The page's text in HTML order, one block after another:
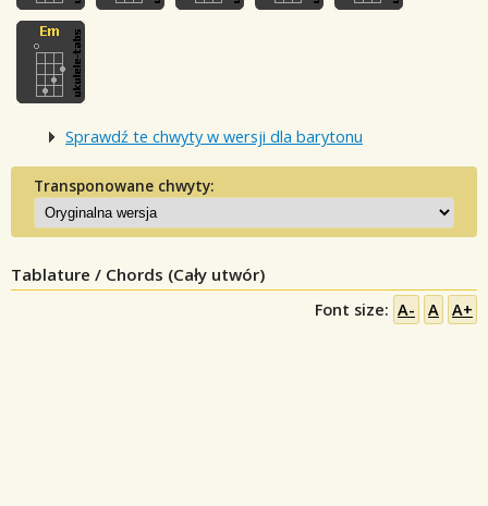
Sprawdź te chwyty w wersji dla barytonu
Transponowane chwyty:
Tablature / Chords (Cały utwór)
Font size: A- A A+